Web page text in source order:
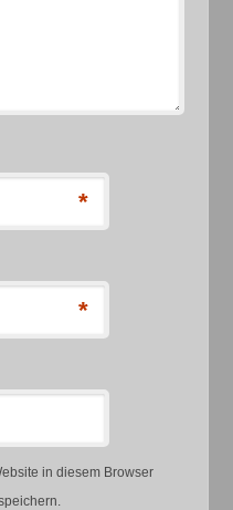
*
*
in diesem Browser